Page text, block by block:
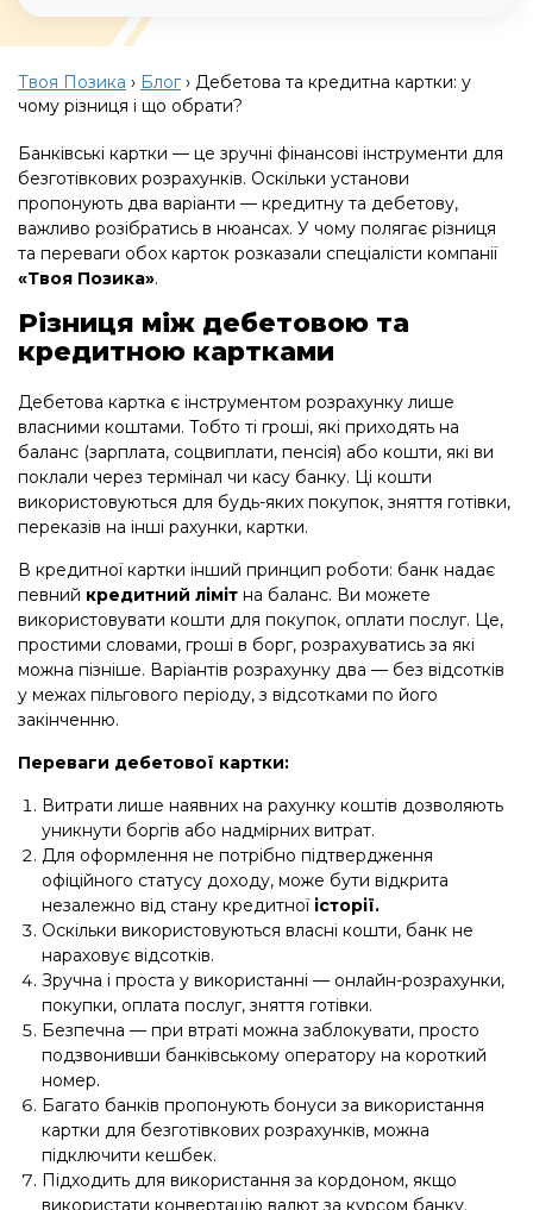
Твоя Позика › Блог› Дебетова та кредитна картки: у
чому різниця і що обрати?
Банківські картки — це зручні фінансові інструменти для
безготівкових розрахунків. Оскільки установи
пропонують два варіанти — кредитну та дебетову,
важливо розібратись в нюансах. У чому полягає різниця
та переваги обох карток розказали спеціалісти компанії
«Твоя Позика».
Різниця між дебетовою та
кредитною картками
Дебетова картка є інструментом розрахунку лише
власними коштами. Тобто ті гроші, які приходять на
баланс (зарплата, соцвиплати, пенсія) або кошти, які ви
поклали через термінал чи касу банку. Ці кошти
використовуються для будь-яких покупок, зняття готівки,
переказів на інші рахунки, картки.
В кредитної картки інший принцип роботи: банк надає
певний кредитний ліміт на баланс. Ви можете
використовувати кошти для покупок, оплати послуг. Це,
простими словами, гроші в борг, розрахуватись за які
можна пізніше. Варіантів розрахунку два — без відсотків
у межах пільгового періоду, з відсотками по його
закінченню.
Переваги дебетової картки:
Витрати лише наявних на рахунку коштів дозволяють
уникнути боргів або надмірних витрат.
Для оформлення не потрібно підтвердження
офіційного статусу доходу, може бути відкрита
незалежно від стану кредитної історії.
Оскільки використовуються власні кошти, банк не
нараховує відсотків.
Зручна і проста у використанні — онлайн-розрахунки,
покупки, оплата послуг, зняття готівки.
Безпечна — при втраті можна заблокувати, просто
подзвонивши банківському оператору на короткий
номер.
Багато банків пропонують бонуси за використання
картки для безготівкових розрахунків, можна
підключити кешбек.
Підходить для використання за кордоном, якщо
використати конвертацію валют за курсом банку.